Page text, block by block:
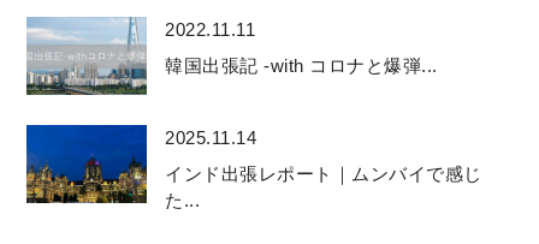
2022.11.11
韓国出張記 -with コロナと爆弾...
2025.11.14
インド出張レポート｜ムンバイで感じ
た...